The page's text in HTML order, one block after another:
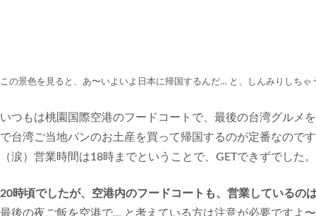
この景色を見ると、あ〜いよいよ日本に帰国するんだ… と、しんみりしち
いつもは桃園国際空港のフードコートで、最後の台湾グルメ
で台湾ご当地パンのお土産を買って帰国するのが定番なので
（涙）営業時間は18時までということで、GETできずでした
20時頃でしたが、空港内のフードコートも、営業しているの
最後の夜ご飯を空港で… と考えている方は注意が必要ですよ